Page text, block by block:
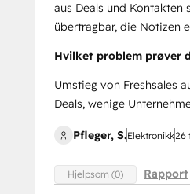
aus Deals und Kontakten
übertragbar, die Notizen
Hvilket problem prøver
Umstieg von Freshsales
Deals, wenige
Pfleger, S.Elektronikk26
Hjelpsom (0) Rapport